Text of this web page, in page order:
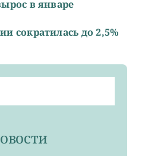
в январе
сократилась до 2,5%